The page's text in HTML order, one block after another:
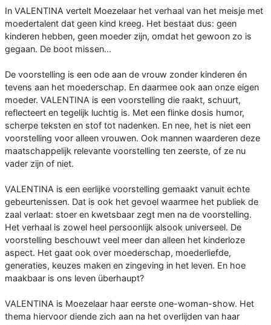
In VALENTINA vertelt Moezelaar het verhaal van het meisje met
moedertalent dat geen kind kreeg. Het bestaat dus: geen
kinderen hebben, geen moeder zijn, omdat het gewoon zo is
gegaan. De boot missen...
De voorstelling is een ode aan de vrouw zonder kinderen én
tevens aan het moederschap. En daarmee ook aan onze eigen
moeder. VALENTINA is een voorstelling die raakt, schuurt,
reflecteert en tegelijk luchtig is. Met een flinke dosis humor,
scherpe teksten en stof tot nadenken. En nee, het is niet een
voorstelling voor alleen vrouwen. Ook mannen waarderen deze
maatschappelijk relevante voorstelling ten zeerste, of ze nu
vader zijn of niet.
VALENTINA is een eerlijke voorstelling gemaakt vanuit echte
gebeurtenissen. Dat is ook het gevoel waarmee het publiek de
zaal verlaat: stoer en kwetsbaar zegt men na de voorstelling.
Het verhaal is zowel heel persoonlijk alsook universeel. De
voorstelling beschouwt veel meer dan alleen het kinderloze
aspect. Het gaat ook over moederschap, moederliefde,
generaties, keuzes maken en zingeving in het leven. En hoe
maakbaar is ons leven überhaupt?
VALENTINA is Moezelaar haar eerste one-woman-show. Het
thema hiervoor diende zich aan na het overlijden van haar